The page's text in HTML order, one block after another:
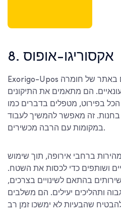
8. אקסוריגו-אופוס
Exorigo-Upos שולחת טכנאים לתיקונים באתר של חומרה
הם מתאמים את התיקונים
הכל בפירוט, מטפלים בדברים כמו
בחנות. זה מאפשר להמשיך לעבוד
במקומות עם הרבה מכשירים.
ברחבי אירופה, תוך שימוש
ושותפים כדי לכסות את השטח.
בהתאם לשינויים בצרכים,
ותהליכים יעילים. הם משלבים